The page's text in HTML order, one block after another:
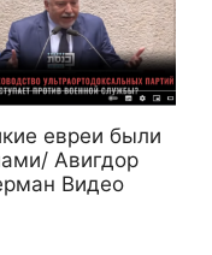
евреи были
Авигдор
Видео